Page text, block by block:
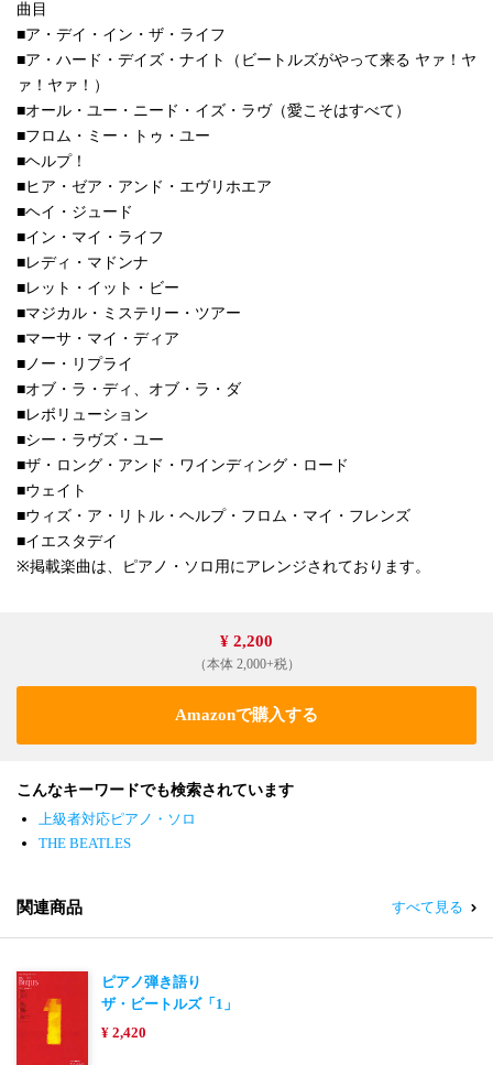
曲目
■ア・デイ・イン・ザ・ライフ
■ア・ハード・デイズ・ナイト（ビートルズがやって来る ヤァ！ヤ
ァ！ヤァ！）
■オール・ユー・ニード・イズ・ラヴ（愛こそはすべて）
■フロム・ミー・トゥ・ユー
■ヘルプ！
■ヒア・ゼア・アンド・エヴリホエア
■ヘイ・ジュード
■イン・マイ・ライフ
■レディ・マドンナ
■レット・イット・ビー
■マジカル・ミステリー・ツアー
■マーサ・マイ・ディア
■ノー・リプライ
■オブ・ラ・ディ、オブ・ラ・ダ
■レボリューション
■シー・ラヴズ・ユー
■ザ・ロング・アンド・ワインディング・ロード
■ウェイト
■ウィズ・ア・リトル・ヘルプ・フロム・マイ・フレンズ
■イエスタデイ
※掲載楽曲は、ピアノ・ソロ用にアレンジされております。
¥ 2,200
（本体 2,000+税）
Amazonで購入する
こんなキーワードでも検索されています
上級者対応ピアノ・ソロ
THE BEATLES
関連商品 すべて見る
ピアノ弾き語り
ザ・ビートルズ「1」
¥ 2,420